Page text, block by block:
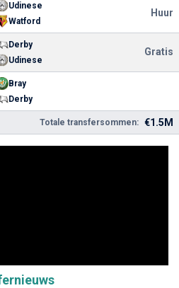
Udinese
Watford
Huur
Derby
Udinese
Gratis
Bray
Derby
Totale transfersommen: €1.5M